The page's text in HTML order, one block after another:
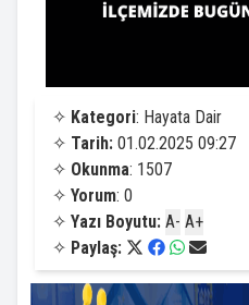
✧ Kategori: Hayata Dair
✧ Tarih: 01.02.2025 09:27
✧ Okunma: 1507
✧ Yorum: 0
✧ Yazı Boyutu: A- A+
✧ Paylaş: